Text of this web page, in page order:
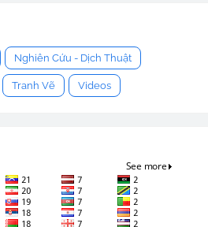
Nghiên Cứu - Dịch Thuật
Tranh Vẽ Videos